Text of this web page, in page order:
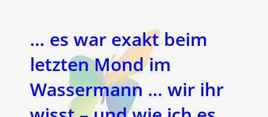
… es war exakt beim
letzten Mond im
Wassermann … wir ihr